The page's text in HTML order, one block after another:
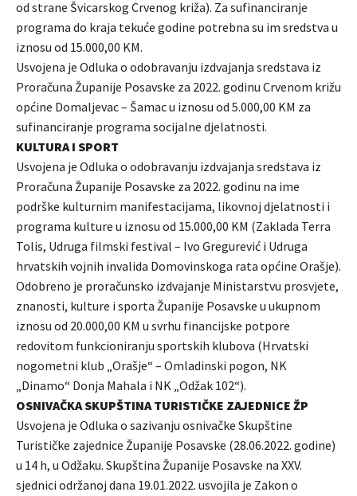
od strane Švicarskog Crvenog križa). Za sufinanciranje
programa do kraja tekuće godine potrebna su im sredstva u
iznosu od 15.000,00 KM.
Usvojena je Odluka o odobravanju izdvajanja sredstava iz
Proračuna Županije Posavske za 2022. godinu Crvenom križu
općine Domaljevac – Šamac u iznosu od 5.000,00 KM za
sufinanciranje programa socijalne djelatnosti.
KULTURA I SPORT
Usvojena je Odluka o odobravanju izdvajanja sredstava iz
Proračuna Županije Posavske za 2022. godinu na ime
podrške kulturnim manifestacijama, likovnoj djelatnosti i
programa kulture u iznosu od 15.000,00 KM (Zaklada Terra
Tolis, Udruga filmski festival – Ivo Gregurević i Udruga
hrvatskih vojnih invalida Domovinskoga rata općine Orašje).
Odobreno je proračunsko izdvajanje Ministarstvu prosvjete,
znanosti, kulture i sporta Županije Posavske u ukupnom
iznosu od 20.000,00 KM u svrhu financijske potpore
redovitom funkcioniranju sportskih klubova (Hrvatski
nogometni klub „Orašje“ – Omladinski pogon, NK
„Dinamo“ Donja Mahala i NK „Odžak 102“).
OSNIVAČKA SKUPŠTINA TURISTIČKE ZAJEDNICE ŽP
Usvojena je Odluka o sazivanju osnivačke Skupštine
Turističke zajednice Županije Posavske (28.06.2022. godine)
u 14 h, u Odžaku. Skupština Županije Posavske na XXV.
sjednici održanoj dana 19.01.2022. usvojila je Zakon o